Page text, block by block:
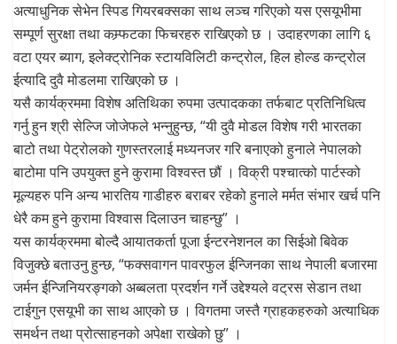
अत्याधुनिक सेभेन स्पिड गियरबक्सका साथ लञ्च गरिएको यस एसयूभीमा
सम्पूर्ण सुरक्षा तथा कम्र्फटका फिचरहरु राखिएको छ । उदाहरणका लागि ६
वटा एयर ब्याग, इलेक्ट्रोनिक स्टायविलिटी कन्ट्रोल, हिल होल्ड कन्ट्रोल
ईत्यादि दुवै मोडलमा राखिएको छ ।
यसै कार्यक्रममा विशेष अतिथिका रुपमा उत्पादकका तर्फबाट प्रतिनिधित्व
गर्नु हुन श्री सेल्जि जोजेफले भन्नुहुन्छ, “यी दुवै मोडल विशेष गरी भारतका
बाटो तथा पेट्रोलको गुणस्तरलाई मध्यनजर गरि बनाएको हुनाले नेपालको
बाटोमा पनि उपयुक्त हुने कुरामा विश्वस्त छौं । विक्री पश्चात्को पार्टस्को
मूल्यहरु पनि अन्य भारतिय गाडीहरु बराबर रहेको हुनाले मर्मत संभार खर्च पनि
धेरै कम हुने कुरामा विश्वास दिलाउन चाहन्छु” ।
यस कार्यक्रममा बोल्दै आयातकर्ता पूजा ईन्टरनेशनल का सिईओ बिवेक
विजुक्छे बताउनु हुन्छ, “फक्सवागन पावरफुल ईन्जिनका साथ नेपाली बजारमा
जर्मन ईन्जिनियरङ्गको अब्बलता प्रदर्शन गर्ने उद्देश्यले वट्रस सेडान तथा
टाईगुन एसयूभी का साथ आएको छ । विगतमा जस्तै ग्राहकहरुको अत्याधिक
समर्थन तथा प्रोत्साहनको अपेक्षा राखेको छु” ।